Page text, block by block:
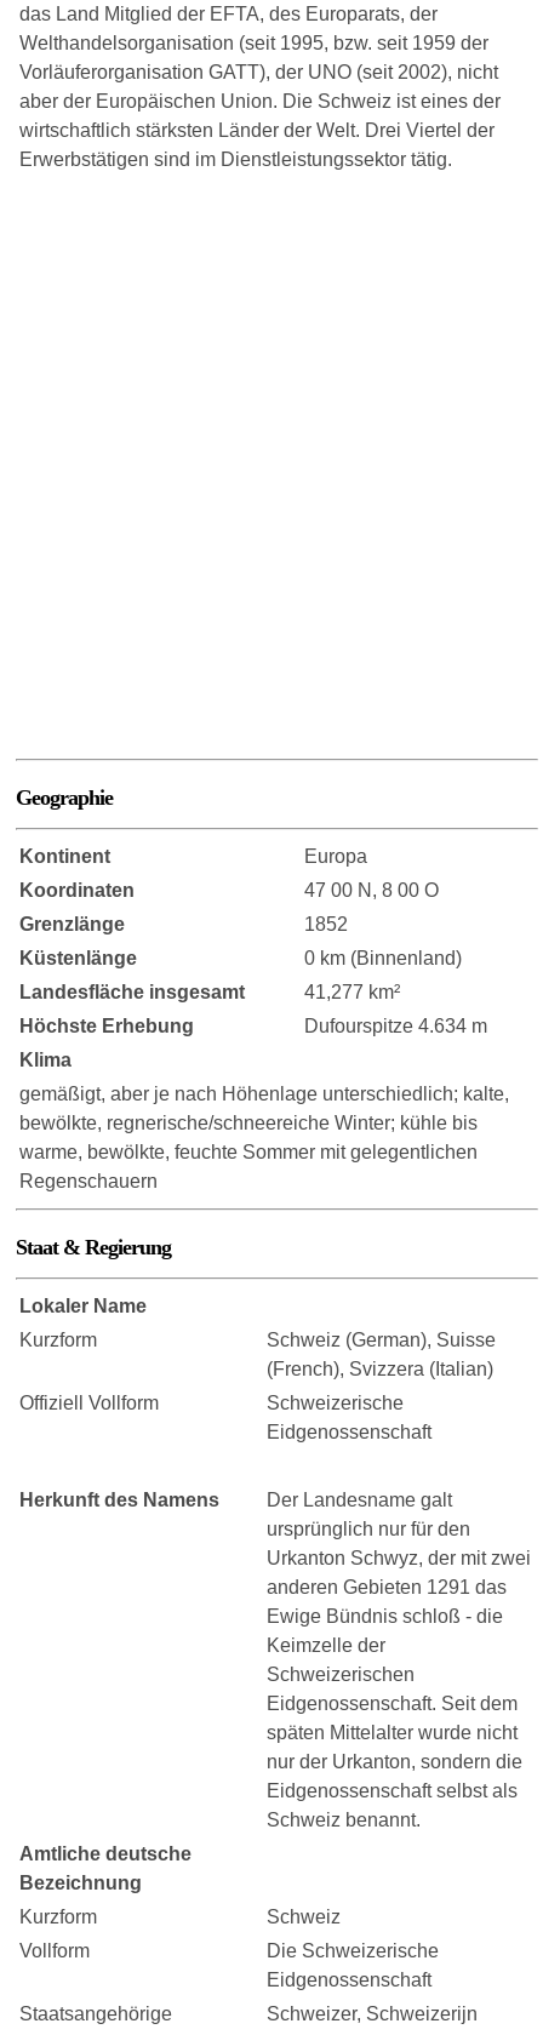
das Land Mitglied der EFTA, des Europarats, der
Welthandelsorganisation (seit 1995, bzw. seit 1959 der
Vorläuferorganisation GATT), der UNO (seit 2002), nicht
aber der Europäischen Union. Die Schweiz ist eines der
wirtschaftlich stärksten Länder der Welt. Drei Viertel der
Erwerbstätigen sind im Dienstleistungssektor tätig.
Geographie
Kontinent
Europa
Koordinaten
47 00 N, 8 00 O
Grenzlänge
1852
Küstenlänge
0 km (Binnenland)
Landesfläche insgesamt
41,277 km²
Höchste Erhebung
Dufourspitze 4.634 m
Klima
gemäßigt, aber je nach Höhenlage unterschiedlich; kalte,
bewölkte, regnerische/schneereiche Winter; kühle bis
warme, bewölkte, feuchte Sommer mit gelegentlichen
Regenschauern
Staat & Regierung
Lokaler Name
Kurzform
Schweiz (German), Suisse
(French), Svizzera (Italian)
Offiziell Vollform
Schweizerische
Eidgenossenschaft
Herkunft des Namens
Der Landesname galt
ursprünglich nur für den
Urkanton Schwyz, der mit zwei
anderen Gebieten 1291 das
Ewige Bündnis schloß - die
Keimzelle der
Schweizerischen
Eidgenossenschaft. Seit dem
späten Mittelalter wurde nicht
nur der Urkanton, sondern die
Eidgenossenschaft selbst als
Schweiz benannt.
Amtliche deutsche
Bezeichnung
Kurzform
Schweiz
Vollform
Die Schweizerische
Eidgenossenschaft
Staatsangehörige
Schweizer, Schweizerijn